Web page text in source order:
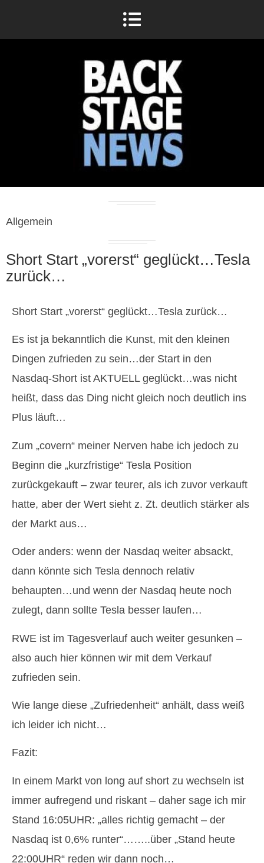
Allgemein
Short Start „vorerst“ geglückt…Tesla
zurück…
Short Start „vorerst“ geglückt…Tesla zurück…
Es ist ja bekanntlich die Kunst, mit den kleinen
Dingen zufrieden zu sein…der Start in den
Nasdaq-Short ist AKTUELL geglückt…was nicht
heißt, dass das Ding nicht gleich noch deutlich ins
Plus läuft…
Zum „covern“ meiner Nerven habe ich jedoch zu
Beginn die „kurzfristige“ Tesla Position
zurückgekauft – zwar teurer, als ich zuvor verkauft
hatte, aber der Wert sieht z. Zt. deutlich stärker als
der Markt aus…
Oder anders: wenn der Nasdaq weiter absackt,
dann könnte sich Tesla dennoch relativ
behaupten…und wenn der Nasdaq heute noch
zulegt, dann sollte Tesla besser laufen…
RWE ist im Tagesverlauf auch weiter gesunken –
also auch hier können wir mit dem Verkauf
zufrieden sein.
Wie lange diese „Zufriedenheit“ anhält, dass weiß
ich leider ich nicht…
Fazit:
In einem Markt von long auf short zu wechseln ist
immer aufregend und riskant – daher sage ich mir
Stand 16:05UHR: „alles richtig gemacht – der
Nasdaq ist 0,6% runter“……..über „Stand heute
22:00UHR“ reden wir dann noch…